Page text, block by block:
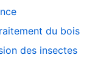
du bois
des insectes